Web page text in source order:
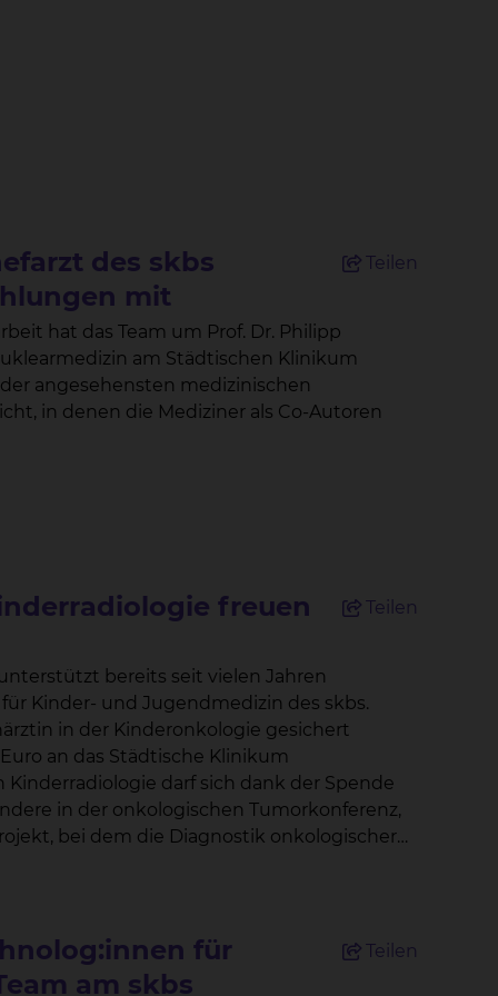
des skbs
mit
Teilen
hat das Team um Prof. Dr. Philipp
am Städtischen Klinikum
angesehensten medizinischen
in denen die Mediziner als Co-Autoren
freuen
Teilen
Kinder- und Jugendmedizin des skbs.
in der Kinderonkologie gesichert
in der onkologischen Tumorkonferenz,
bei dem die Diagnostik onkologischer
und
für
am skbs
Teilen